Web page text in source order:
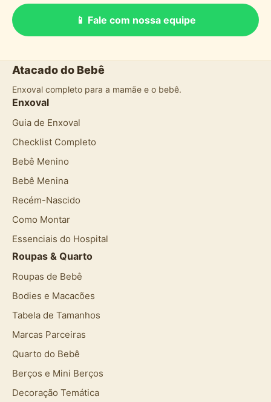
📱 Fale com nossa equipe
Atacado do Bebê
Enxoval completo para a mamãe e o bebê.
Enxoval
Guia de Enxoval
Checklist Completo
Bebê Menino
Bebê Menina
Recém-Nascido
Como Montar
Essenciais do Hospital
Roupas & Quarto
Roupas de Bebê
Bodies e Macacões
Tabela de Tamanhos
Marcas Parceiras
Quarto do Bebê
Berços e Mini Berços
Decoração Temática